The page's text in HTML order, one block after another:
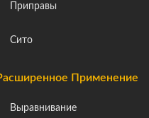
Приправы
Сито
Применение
Выравнивание